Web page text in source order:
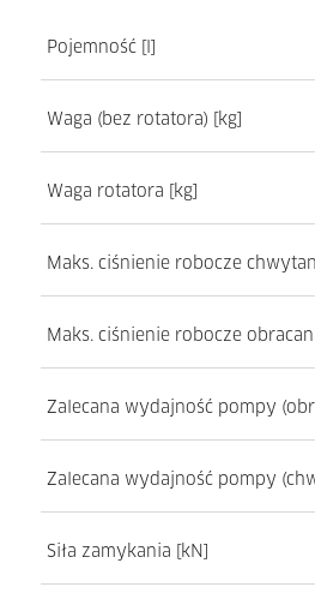
Pojemność [l]
Waga (bez rotatora) [kg]
Waga rotatora [kg]
Maks. ciśnienie robocze
Maks. ciśnienie robocze
Zalecana wydajność pompy
Zalecana wydajność pompy
Siła zamykania [kN]